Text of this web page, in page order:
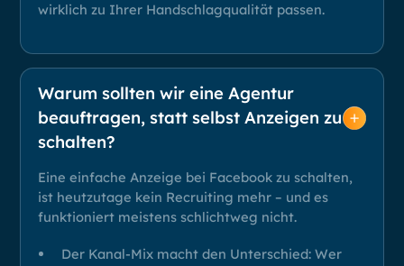
wirklich zu Ihrer Handschlagqualität passen.
Warum sollten wir eine Agentur
beauftragen, statt selbst Anzeigen zu
schalten?
Eine einfache Anzeige bei Facebook zu schalten,
ist heutzutage kein Recruiting mehr – und es
funktioniert meistens schlichtweg nicht.
Der Kanal-Mix macht den Unterschied: Wer